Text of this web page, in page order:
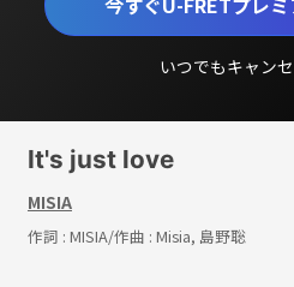
いつでもキャン
It's just love
MISIA
作詞 : MISIA/作曲 : Misia, 島野聡